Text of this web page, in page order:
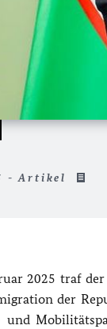
- Artikel
2025 traf
der
und